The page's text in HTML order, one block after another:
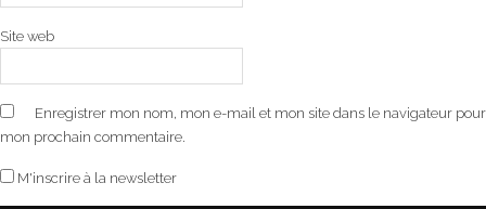
Site web
Enregistrer mon nom, mon e-mail et mon site dans le navigateur pour
mon prochain commentaire.
M'inscrire à la newsletter